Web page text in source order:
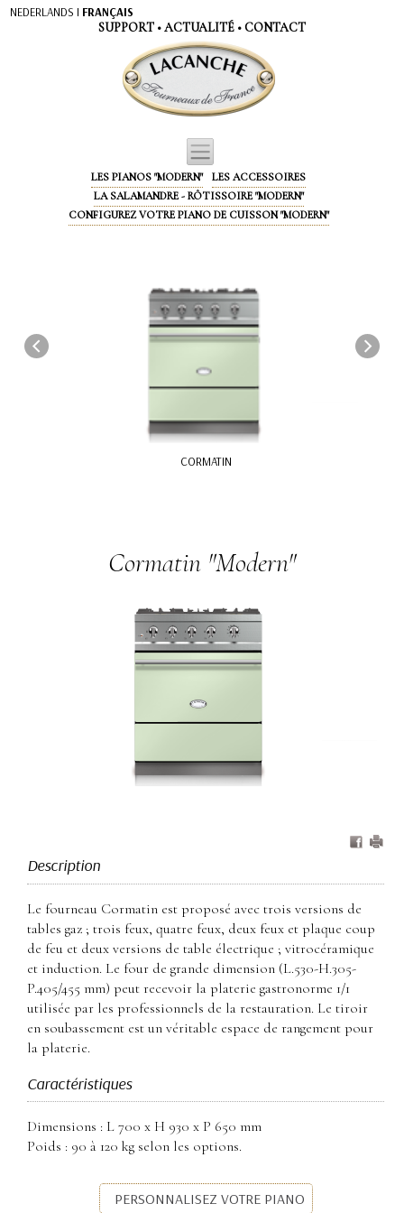
NEDERLANDS I FRANÇAIS
SUPPORT •ACTUALITÉ •CONTACT
LES PIANOS "MODERN"
LES ACCESSOIRES
LA SALAMANDRE - RÔTISSOIRE "MODERN"
CONFIGUREZ VOTRE PIANO DE CUISSON "MODERN"
CORMATIN
Cormatin "Modern"
Description
Le fourneau Cormatin est proposé avec trois versions de
tables gaz ; trois feux, quatre feux, deux feux et plaque coup
de feu et deux versions de table électrique ; vitrocéramique
et induction. Le four de grande dimension (L.530-H.305-
P.405/455 mm) peut recevoir la platerie gastronorme 1/1
utilisée par les professionnels de la restauration. Le tiroir
en soubassement est un véritable espace de rangement pour
la platerie.
Caractéristiques
Dimensions : L 700 x H 930 x P 650 mm
Poids : 90 à 120 kg selon les options.
PERSONNALISEZ VOTRE PIANO
Panneau de gestion des cookies